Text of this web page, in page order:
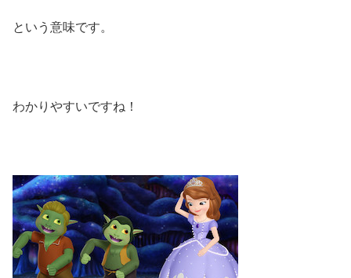
という意味です。
わかりやすいですね！